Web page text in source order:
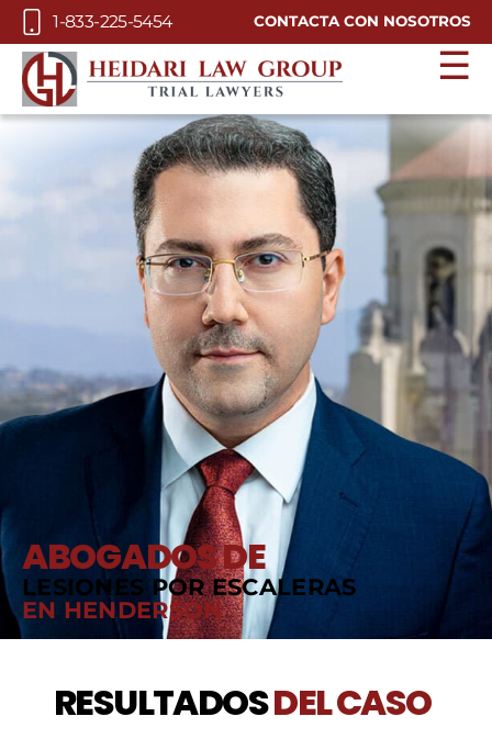
Skip to Main Content
1-833-225-5454 CONTACTA CON NOSOTROS
☰
ABOGADOS DE
LESIONES POR ESCALERAS
EN HENDERSON
RESULTADOSDEL CASO